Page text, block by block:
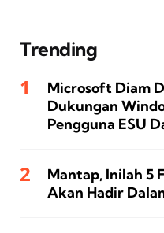
Trending
Microsoft Diam
Dukungan
Pengguna ESU
Mantap, Inilah 5
Akan Hadir